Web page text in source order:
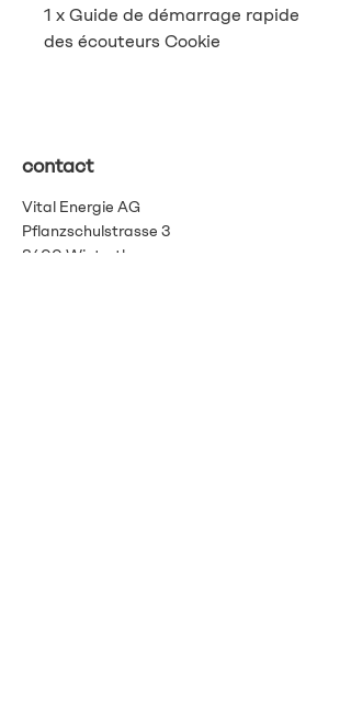
1 x Guide de démarrage rapide
des écouteurs Cookie
contact
Vital Energie AG
Pflanzschulstrasse 3
8400 Winterthour